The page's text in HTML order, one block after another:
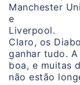
Manchester
e
Liverpool.
Claro, os
ganhar tudo.
boa, e muitas
não estão